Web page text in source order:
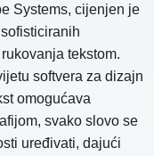
Systems, cijenjen je
tekstom.
softvera za dizajn
omogućava
svako slovo se
uređivati, dajući